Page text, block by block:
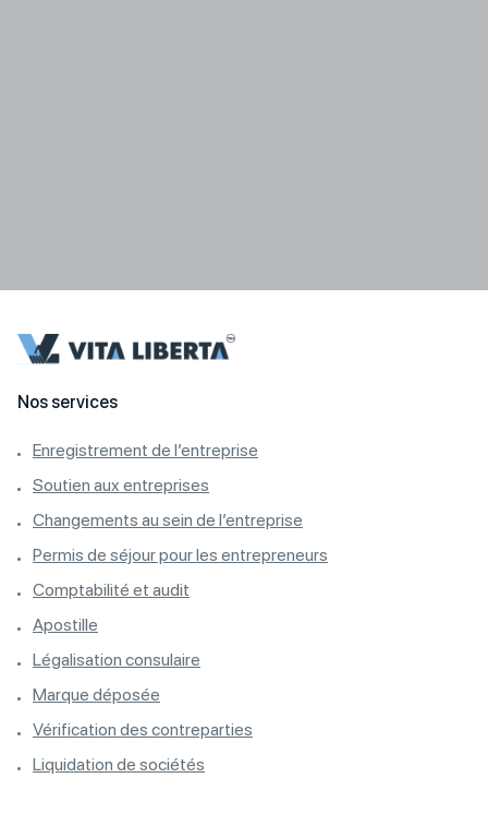
Nos services
Enregistrement de l’entreprise
Soutien aux entreprises
Changements au sein de l’entreprise
Permis de séjour pour les entrepreneurs
Comptabilité et audit
Apostille
Légalisation consulaire
Marque déposée
Vérification des contreparties
Liquidation de sociétés